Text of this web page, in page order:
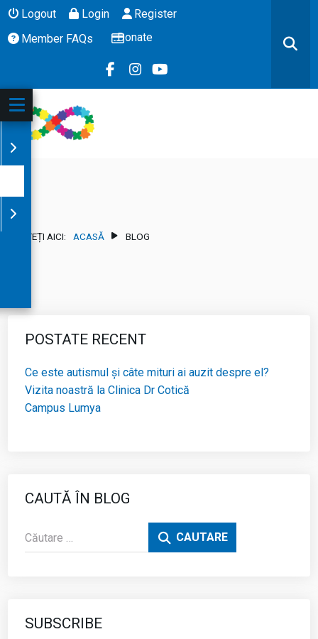
Logout Login
Register
Member FAQs
Donate
SUNTEȚI AICI: ACASĂ BLOG
POSTATE RECENT
Ce este autismul și câte mituri ai auzit despre el?
Vizita noastră la Clinica Dr Cotică
Campus Lumya
CAUTĂ ÎN BLOG
Cautare CAUTARE
SUBSCRIBE